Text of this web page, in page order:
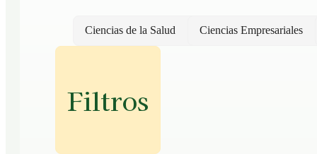
Ciencias de la Salud Ciencias Empresariales
Filtros